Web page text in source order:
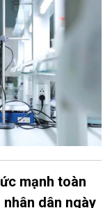
mạnh toàn
dân ngày